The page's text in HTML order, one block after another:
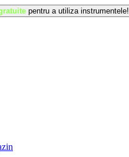
pentru a utiliza instrumentele!